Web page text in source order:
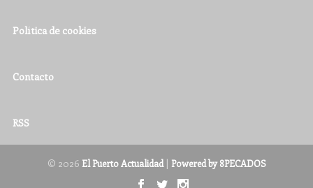
Política de cookies
Contacto
RSS
© 2026 El Puerto Actualidad| Powered by 8PECADOS